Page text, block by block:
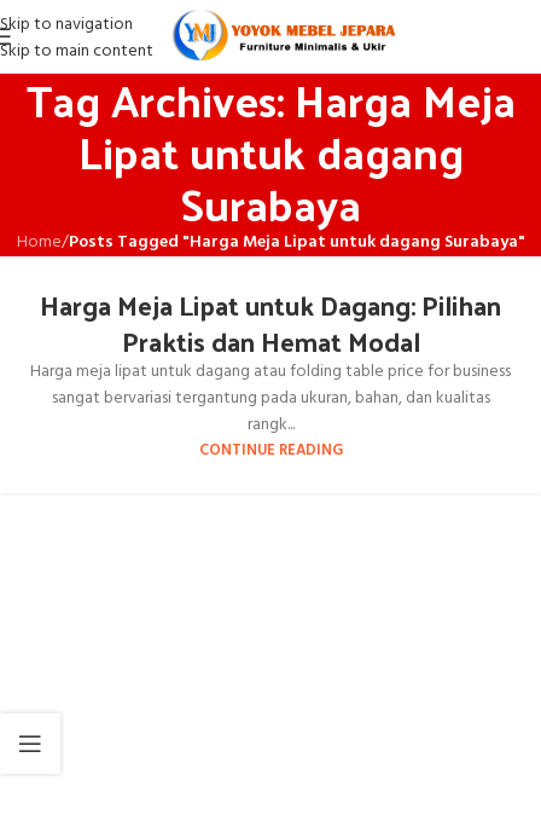
Skip to navigation
Skip to main content
Tag Archives: Harga Meja
Lipat untuk dagang
Surabaya
Home/Posts Tagged "Harga Meja Lipat untuk dagang Surabaya"
Harga Meja Lipat untuk Dagang: Pilihan
Praktis dan Hemat Modal
Harga meja lipat untuk dagang atau folding table price for business
sangat bervariasi tergantung pada ukuran, bahan, dan kualitas
rangk...
CONTINUE READING